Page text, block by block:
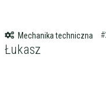
Mechanika techniczna
Łukasz